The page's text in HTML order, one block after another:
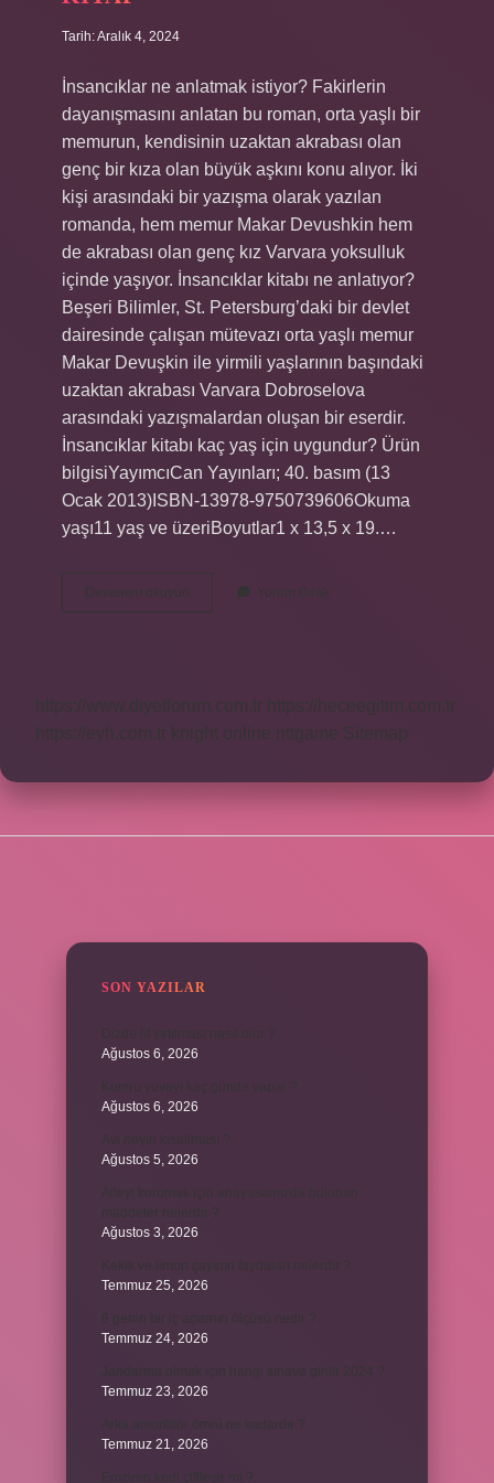
Tarih: Aralık 4, 2024
İnsancıklar ne anlatmak istiyor? Fakirlerin
dayanışmasını anlatan bu roman, orta yaşlı bir
memurun, kendisinin uzaktan akrabası olan
genç bir kıza olan büyük aşkını konu alıyor. İki
kişi arasındaki bir yazışma olarak yazılan
romanda, hem memur Makar Devushkin hem
de akrabası olan genç kız Varvara yoksulluk
içinde yaşıyor. İnsancıklar kitabı ne anlatıyor?
Beşeri Bilimler, St. Petersburg’daki bir devlet
dairesinde çalışan mütevazı orta yaşlı memur
Makar Devuşkin ile yirmili yaşlarının başındaki
uzaktan akrabası Varvara Dobroselova
arasındaki yazışmalardan oluşan bir eserdir.
İnsancıklar kitabı kaç yaş için uygundur? Ürün
bilgisiYayımcıCan Yayınları; 40. basım (13
Ocak 2013)ISBN-13978-9750739606Okuma
yaşı11 yaş ve üzeriBoyutlar1 x 13,5 x 19.…
Devamını okuyun
İNsancıklar
Nasıl
Yorum Bırak
https://www.diyetforum.com.tr
https://heceegitim.com.tr
https://eyh.com.tr
knight online nttgame Sitemap
SON YAZILAR
Ağustos 6, 2026
Ağustos 6, 2026
Ağustos 5, 2026
Ağustos 3, 2026
Temmuz 25, 2026
Temmuz 24, 2026
Temmuz 23, 2026
Temmuz 21, 2026